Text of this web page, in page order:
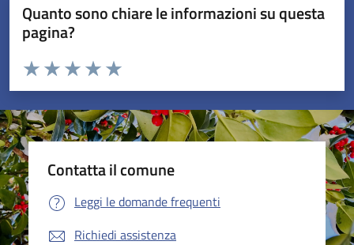
Quanto sono chiare le informazioni su questa
pagina?
Valuta da 1 a 5 stelle la pagina
Valuta 5 stelle su 5
Valuta 4 stelle su 5
Valuta 3 stelle su 5
Valuta 2 stelle su 5
Valuta 1 stelle su 5
Contatta il comune
Leggi le domande frequenti
Richiedi assistenza